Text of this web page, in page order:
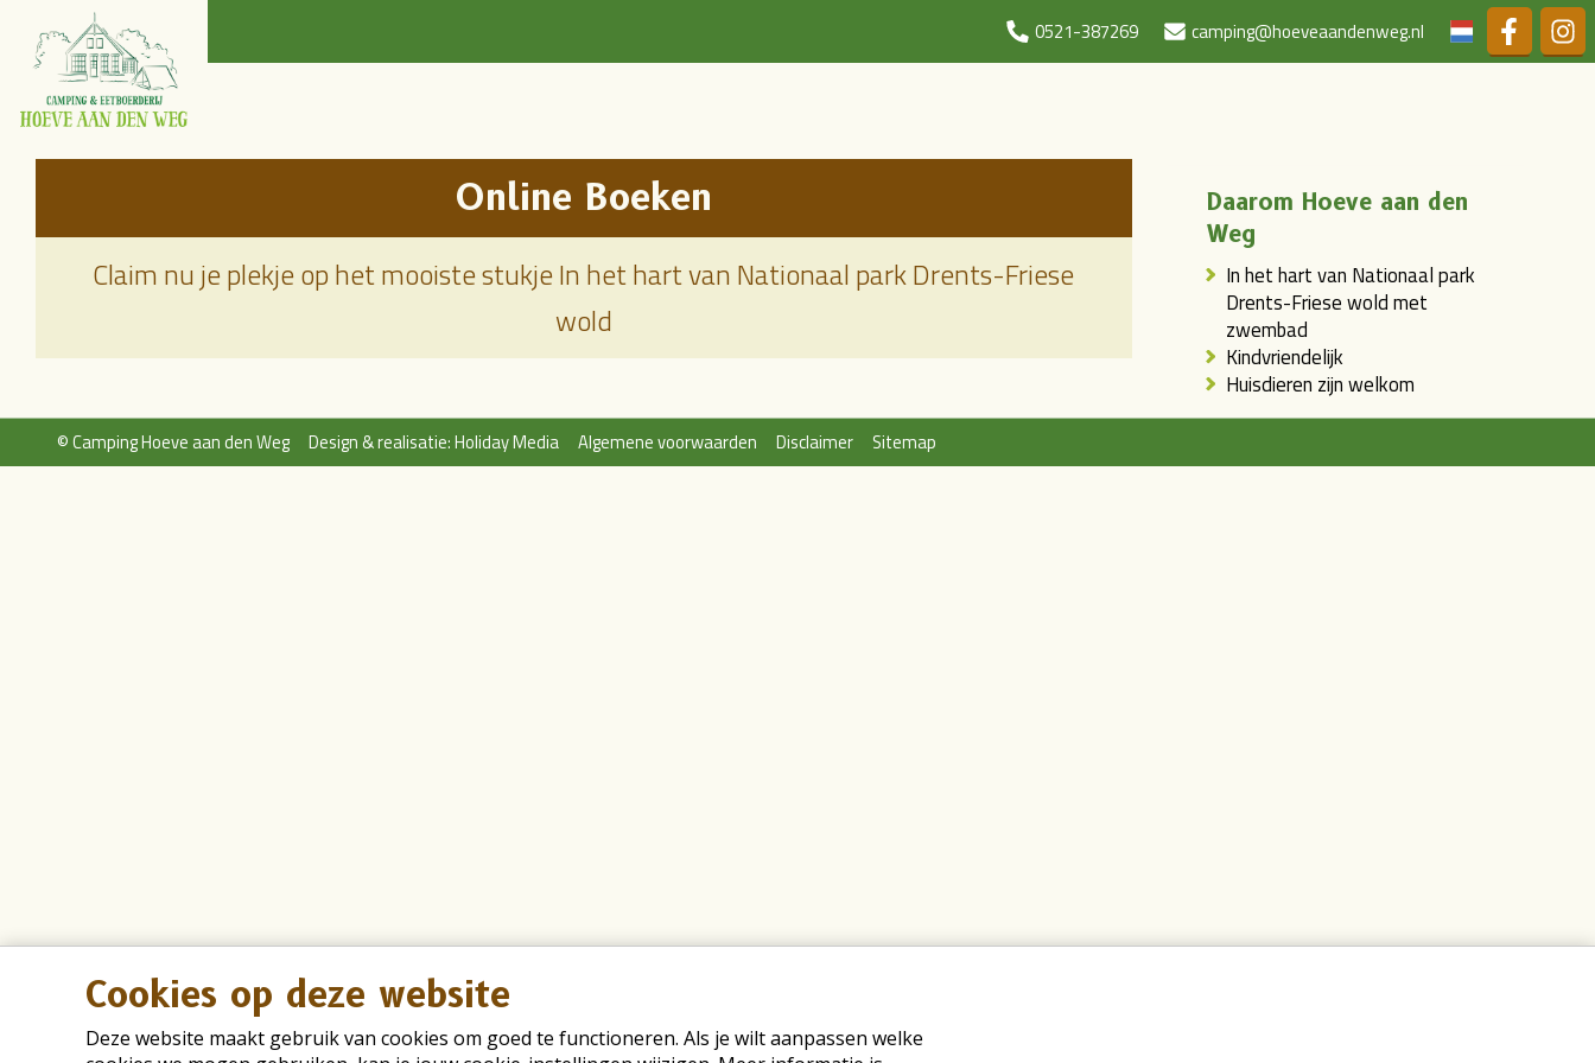
0521-387269 camping@hoeveaandenweg.nl Duits
Online Boeken
Claim nu je plekje op het mooiste stukje In het hart van Nationaal park Drents-Friese
wold
Daarom Hoeve aan den
Weg
In het hart van Nationaal park
Drents-Friese wold met
zwembad
Kindvriendelijk
Huisdieren zijn welkom
© Camping Hoeve aan den Weg Design & realisatie: Holiday Media Algemene voorwaarden Disclaimer Sitemap
Cookies op deze website
Deze website maakt gebruik van cookies om goed te functioneren. Als je wilt aanpassen welke